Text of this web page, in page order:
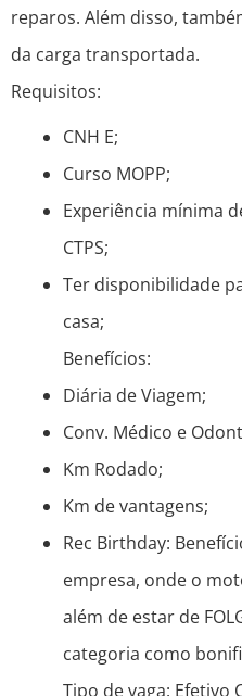
reparos. Além disso,
da carga transportada.
Requisitos:
CNH E;
Curso MOPP;
Experiência mínima
CTPS;
Ter disponibilidade
casa;
Benefícios:
Diária de Viagem;
Conv. Médico e
Km Rodado;
Km de vantagens;
Rec Birthday:
empresa, onde o
além de estar de
categoria como
Tipo de vaga: Efetivo